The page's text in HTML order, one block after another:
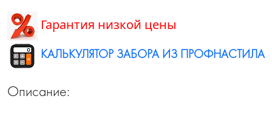
Гарантия низкой цены
КАЛЬКУЛЯТОР ЗАБОРА ИЗ ПРОФНАСТИЛА
Описание: